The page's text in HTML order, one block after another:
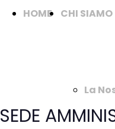
HOME CHI SIAMO
La
SEDE